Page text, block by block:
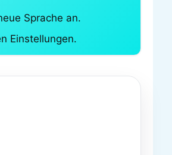
Sprache an.
Einstellungen.